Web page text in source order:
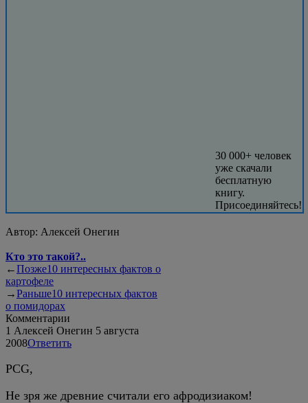
30 000+ человек
уже скачали
бесплатную
книгу.
Присоединяйтесь!
Автор: Алексей Онегин
Кто это такой?..
←Позже10 интересных фактов о
картофеле
→Раньше10 интересных фактов
о помидорах
Комментарии
1 Алексей Онегин 5 августа
2008Ответить
PCG,
Не зря же древние считали его афродизиаком!